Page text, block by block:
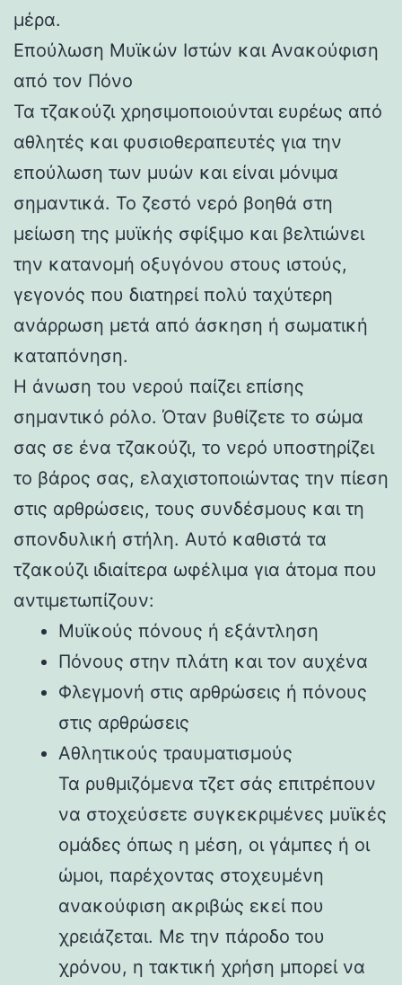
μέρα.
Επούλωση Μυϊκών Ιστών και Ανακούφιση
από τον Πόνο
Τα τζακούζι χρησιμοποιούνται ευρέως από
αθλητές και φυσιοθεραπευτές για την
επούλωση των μυών και είναι μόνιμα
σημαντικά. Το ζεστό νερό βοηθά στη
μείωση της μυϊκής σφίξιμο και βελτιώνει
την κατανομή οξυγόνου στους ιστούς,
γεγονός που διατηρεί πολύ ταχύτερη
ανάρρωση μετά από άσκηση ή σωματική
καταπόνηση.
Η άνωση του νερού παίζει επίσης
σημαντικό ρόλο. Όταν βυθίζετε το σώμα
σας σε ένα τζακούζι, το νερό υποστηρίζει
το βάρος σας, ελαχιστοποιώντας την πίεση
στις αρθρώσεις, τους συνδέσμους και τη
σπονδυλική στήλη. Αυτό καθιστά τα
τζακούζι ιδιαίτερα ωφέλιμα για άτομα που
αντιμετωπίζουν:
Μυϊκούς πόνους ή εξάντληση
Πόνους στην πλάτη και τον αυχένα
Φλεγμονή στις αρθρώσεις ή πόνους
στις αρθρώσεις
Αθλητικούς τραυματισμούς
Τα ρυθμιζόμενα τζετ σάς επιτρέπουν
να στοχεύσετε συγκεκριμένες μυϊκές
ομάδες όπως η μέση, οι γάμπες ή οι
ώμοι, παρέχοντας στοχευμένη
ανακούφιση ακριβώς εκεί που
χρειάζεται. Με την πάροδο του
χρόνου, η τακτική χρήση μπορεί να